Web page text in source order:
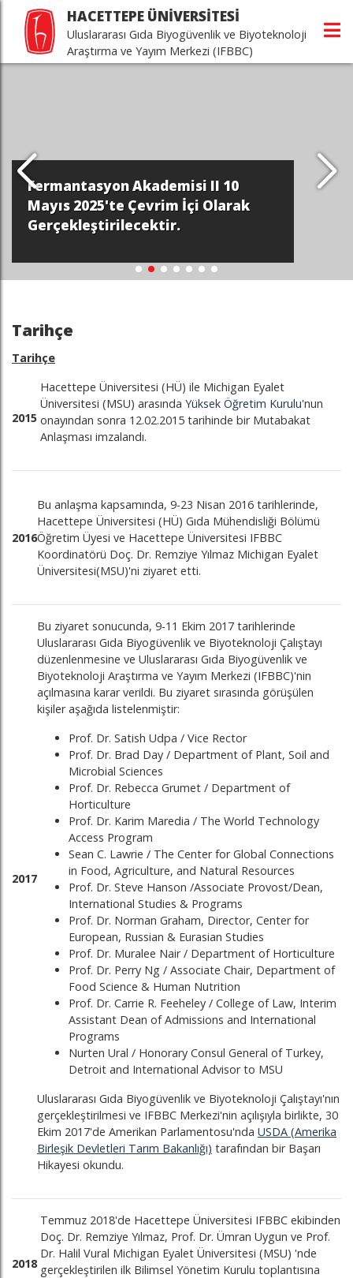
HACETTEPE ÜNİVERSİTESİ
Uluslararası Gıda Biyogüvenlik ve Biyoteknoloji
Araştırma ve Yayım Merkezi (IFBBC)
Fermantasyon Akademisi II 10
Mayıs 2025'te Çevrim İçi Olarak
Gerçekleştirilecektir.
Tarihçe
Tarihçe
2015
Hacettepe Üniversitesi (HÜ) ile Michigan Eyalet
Üniversitesi (MSU) arasında Yüksek Öğretim Kurulu'nun
onayından sonra 12.02.2015 tarihinde bir Mutabakat
Anlaşması imzalandı.
2016
Bu anlaşma kapsamında, 9-23 Nisan 2016 tarihlerinde,
Hacettepe Üniversitesi (HÜ) Gıda Mühendisliği Bölümü
Öğretim Üyesi ve Hacettepe Üniversitesi IFBBC
Koordinatörü Doç. Dr. Remziye Yılmaz Michigan Eyalet
Üniversitesi(MSU)'ni ziyaret etti.
2017
Bu ziyaret sonucunda, 9-11 Ekim 2017 tarihlerinde
Uluslararası Gıda Biyogüvenlik ve Biyoteknoloji Çalıştayı
düzenlenmesine ve Uluslararası Gıda Biyogüvenlik ve
Biyoteknoloji Araştırma ve Yayım Merkezi (IFBBC)'nin
açılmasına karar verildi. Bu ziyaret sırasında görüşülen
kişiler aşağıda listelenmiştir:
Prof. Dr. Satish Udpa / Vice Rector
Prof. Dr. Brad Day / Department of Plant, Soil and
Microbial Sciences
Prof. Dr. Rebecca Grumet / Department of
Horticulture
Prof. Dr. Karim Maredia / The World Technology
Access Program
Sean C. Lawrie / The Center for Global Connections
in Food, Agriculture, and Natural Resources
Prof. Dr. Steve Hanson /Associate Provost/Dean,
International Studies & Programs
Prof. Dr. Norman Graham, Director, Center for
European, Russian & Eurasian Studies
Prof. Dr. Muralee Nair / Department of Horticulture
Prof. Dr. Perry Ng / Associate Chair, Department of
Food Science & Human Nutrition
Prof. Dr. Carrie R. Feeheley / College of Law, Interim
Assistant Dean of Admissions and International
Programs
Nurten Ural / Honorary Consul General of Turkey,
Detroit and International Advisor to MSU
Uluslararası Gıda Biyogüvenlik ve Biyoteknoloji Çalıştayı'nın
gerçekleştirilmesi ve IFBBC Merkezi'nin açılışıyla birlikte, 30
Ekim 2017'de Amerikan Parlamentosu'nda USDA (Amerika
Birleşik Devletleri Tarım Bakanlığı) tarafından bir Başarı
Hikayesi okundu.
2018
Temmuz 2018'de Hacettepe Üniversitesi IFBBC ekibinden
Doç. Dr. Remziye Yılmaz, Prof. Dr. Ümran Uygun ve Prof.
Dr. Halil Vural Michigan Eyalet Üniversitesi (MSU) 'nde
gerçekleştirilen ilk Bilimsel Yönetim Kurulu toplantısına